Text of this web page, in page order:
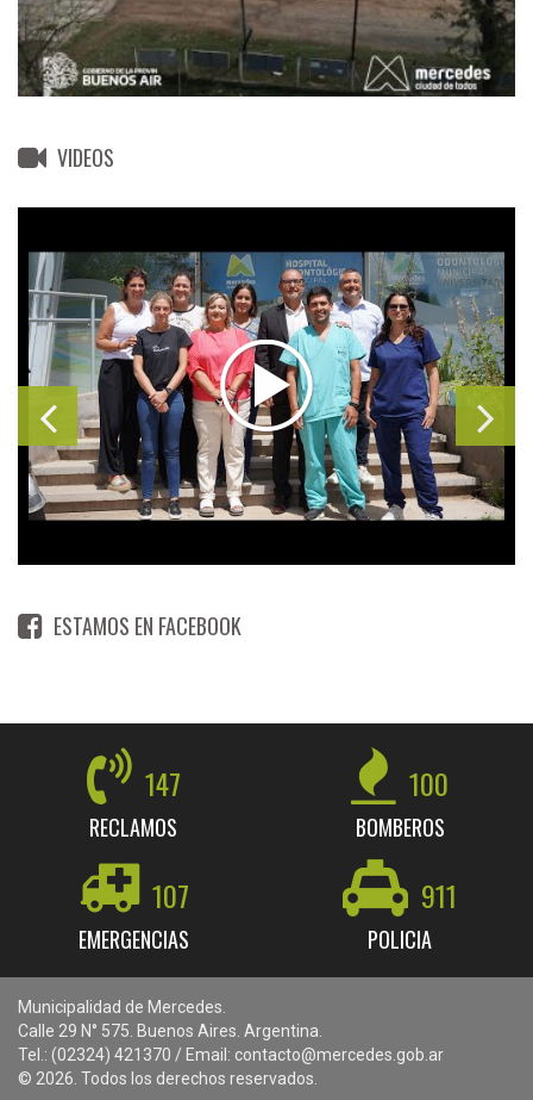
VIDEOS
ESTAMOS EN FACEBOOK
147
RECLAMOS
100
BOMBEROS
107
EMERGENCIAS
911
POLICIA
Municipalidad de Mercedes.
Calle 29 N° 575. Buenos Aires. Argentina.
Tel.: (02324) 421370 / Email: contacto@mercedes.gob.ar
© 2026. Todos los derechos reservados.